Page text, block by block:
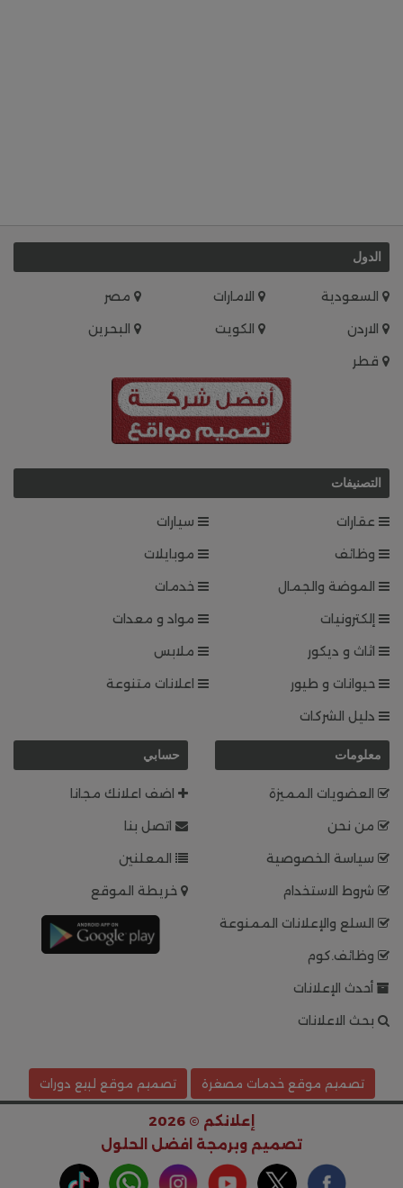
الدول
السعودية الامارات
مصر
الاردن
الكويت
البحرين
قطر
التصنيفات
عقارات
سيارات
وظائف
موبايلات
الموضة والجمال
خدمات
إلكترونيات
مواد و معدات
اثاث و ديكور
ملابس
حيوانات و طيور
اعلانات متنوعة
دليل الشركات
معلومات
العضويات المميزة
من نحن
سياسة الخصوصية
شروط الاستخدام
السلع والإعلانات الممنوعة
وظائف.كوم
أحدث الإعلانات
بحث الاعلانات
حسابي
اضف اعلانك مجانا
اتصل بنا
المعلنين
خريطة الموقع
تصميم موقع خدمات مصغرة تصميم موقع لبيع دورات
إعلانكم © 2026
تصميم وبرمجة افضل الحلول